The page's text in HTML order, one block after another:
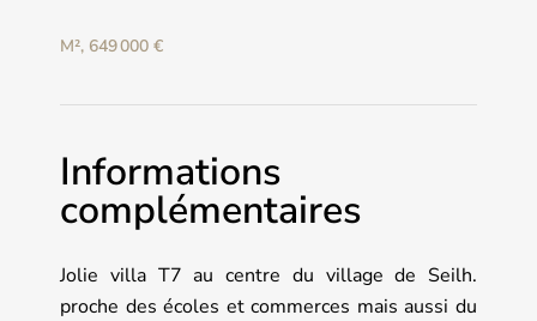
M², 649 000 €
Informations
complémentaires
Jolie villa T7 au centre du village de Seilh.
proche des écoles et commerces mais aussi du